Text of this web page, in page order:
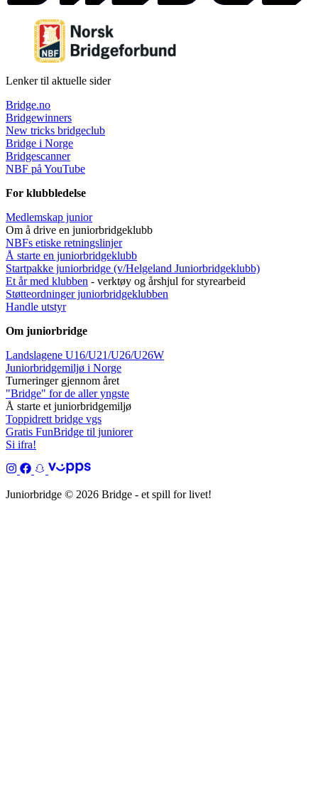
Lenker til aktuelle sider
Bridge.no
Bridgewinners
New tricks bridgeclub
Bridge i Norge
Bridgescanner
NBF på YouTube
For klubbledelse
Medlemskap junior
Om å drive en juniorbridgeklubb
NBFs etiske retningslinjer
Å starte en juniorbridgeklubb
Startpakke juniorbridge (v/Helgeland Juniorbridgeklubb)
Et år med klubben - verktøy og årshjul for styrearbeid
Støtteordninger juniorbridgeklubben
Handle utstyr
Om juniorbridge
Landslagene U16/U21/U26/U26W
Juniorbridgemiljø i Norge
Turneringer gjennom året
"Bridge" for de aller yngste
Å starte et juniorbridgemiljø
Toppidrett bridge vgs
Gratis FunBridge til juniorer
Si ifra!
Juniorbridge © 2026 Bridge - et spill for livet!